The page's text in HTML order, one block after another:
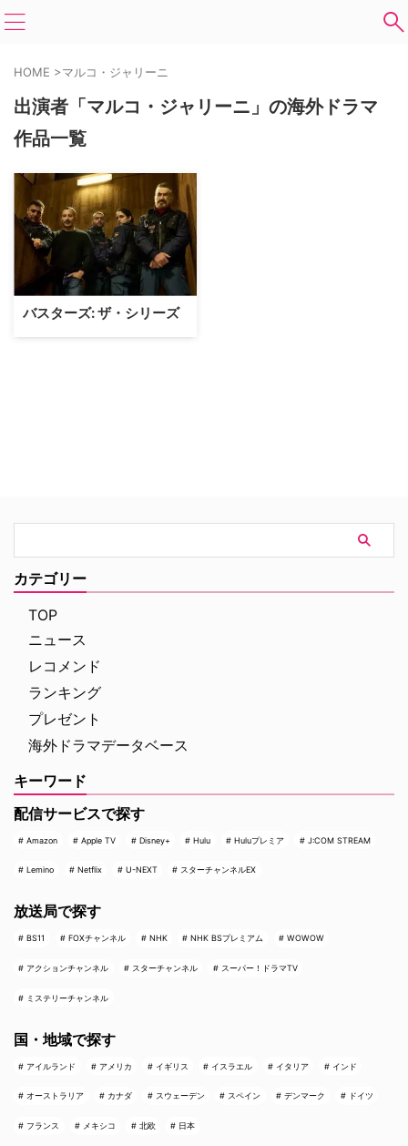
HOME >マルコ・ジャリーニ
出演者「マルコ・ジャリーニ」の海外ドラマ
作品一覧
バスターズ: ザ・シリーズ
カテゴリー
TOP
ニュース
レコメンド
ランキング
プレゼント
海外ドラマデータベース
キーワード
配信サービスで探す
Amazon Apple TV Disney+ Hulu Huluプレミア J:COM STREAM
Lemino Netflix U-NEXT スターチャンネルEX
放送局で探す
BS11 FOXチャンネル NHK NHK BSプレミアム WOWOW
アクションチャンネル スターチャンネル スーパー！ドラマTV
ミステリーチャンネル
国・地域で探す
アイルランド アメリカ イギリス イスラエル イタリア インド
オーストラリア カナダ スウェーデン スペイン デンマーク ドイツ
フランス メキシコ 北欧 日本